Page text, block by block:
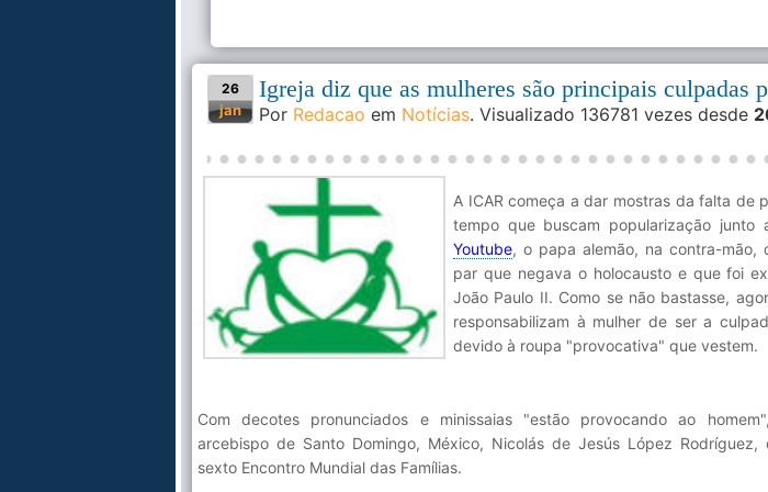
26
jan
Igreja diz que as mulheres são principais culpadas
Por Redacao em Notícias. Visualizado 136781 vezes desde
A ICAR começa a dar mostras da falta de
tempo que buscam popularização junto
Youtube, o papa alemão, na contra-mão,
par que negava o holocausto e que foi
João Paulo II. Como se não bastasse,
responsabilizam à mulher de ser a
devido à roupa "provocativa" que vestem.
Com decotes pronunciados e minissaias "estão provocando ao
arcebispo de Santo Domingo, México, Nicolás de Jesús López Rodríguez,
sexto Encontro Mundial das Famílias.